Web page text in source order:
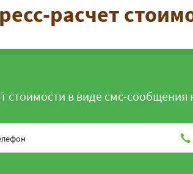
расчет
в виде смс-сообщения